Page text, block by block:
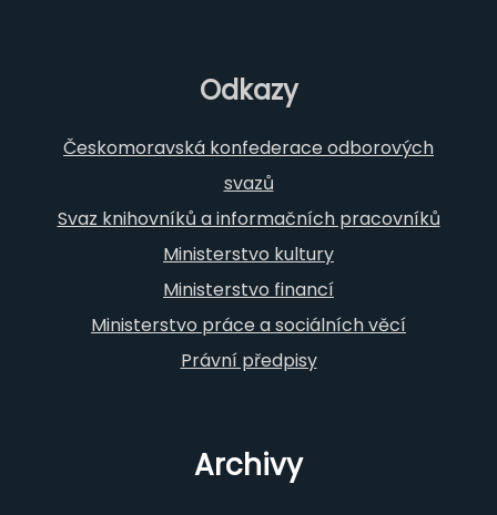
Odkazy
Českomoravská konfederace odborových
svazů
Svaz knihovníků a informačních pracovníků
Ministerstvo kultury
Ministerstvo financí
Ministerstvo práce a sociálních věcí
Právní předpisy
Archivy